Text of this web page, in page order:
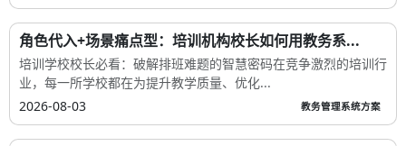
角色代入+场景痛点型：培训机构校长如何用教务系...
培训学校校长必看：破解排班难题的智慧密码在竞争激烈的培训行
业，每一所学校都在为提升教学质量、优化...
2026-08-03
教务管理系统方案